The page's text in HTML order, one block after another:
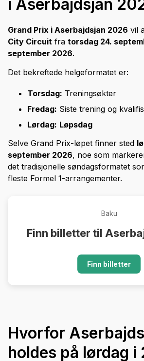
i Aserbajdsjan
Grand Prix i Aserbajdsjan 2026 vil
City Circuit fra torsdag 24.
september 2026.
Det bekreftede helgeformatet er:
Torsdag: Treningsøkter
Fredag: Siste trening og
Lørdag: Løpsdag
Selve Grand Prix-løpet finner sted
september 2026, noe som
det tradisjonelle søndagsformatet
fleste Formel 1-arrangementer.
Baku
Finn billetter til
Finn billetter
Hvorfor
holdes på lørdag i